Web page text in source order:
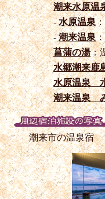
潮来水原温
-水原温泉
-潮来温泉
菖蒲の湯：
水郷潮来鹿
水原温泉
潮来温泉
潮来市の温泉宿